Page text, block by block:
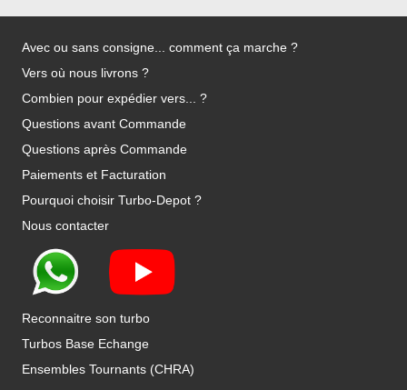
Avec ou sans consigne... comment ça marche ?
Vers où nous livrons ?
Combien pour expédier vers... ?
Questions avant Commande
Questions après Commande
Paiements et Facturation
Pourquoi choisir Turbo-Depot ?
Nous contacter
Reconnaitre son turbo
Turbos Base Echange
Ensembles Tournants (CHRA)